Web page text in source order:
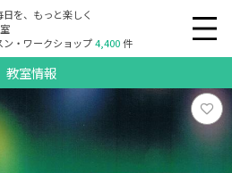
を、もっと楽しく
ン・ワークショップ4,400件
教室情報